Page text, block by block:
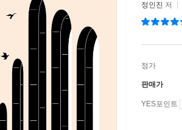
정인진 저
정가
판매가
YES포인트